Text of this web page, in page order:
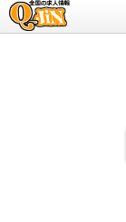
求人情報のQ-JiN